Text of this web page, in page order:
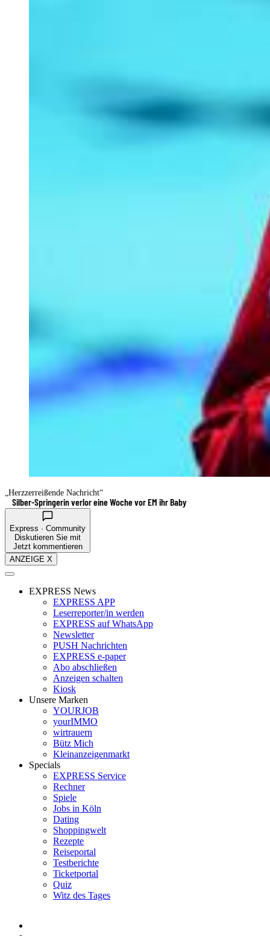
„Herzzerreißende Nachricht“
Silber-Springerin verlor eine Woche vor EM ihr Baby
Express · Community
Diskutieren Sie mit
Jetzt kommentieren
ANZEIGE X
EXPRESS News
EXPRESS APP
Leserreporter/in werden
EXPRESS auf WhatsApp
Newsletter
PUSH Nachrichten
EXPRESS e-paper
Abo abschließen
Anzeigen schalten
Kiosk
Unsere Marken
YOURJOB
yourIMMO
wirtrauern
Bütz Mich
Kleinanzeigenmarkt
Specials
EXPRESS Service
Rechner
Spiele
Jobs in Köln
Dating
Shoppingwelt
Rezepte
Reiseportal
Testberichte
Ticketportal
Quiz
Witz des Tages